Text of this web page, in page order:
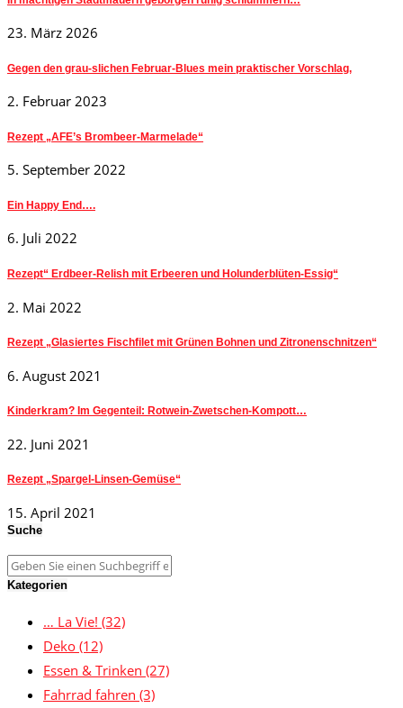
23. März 2026
Gegen den grau-slichen Februar-Blues mein praktischer Vorschlag,
2. Februar 2023
Rezept „AFE’s Brombeer-Marmelade“
5. September 2022
Ein Happy End….
6. Juli 2022
Rezept“ Erdbeer-Relish mit Erbeeren und Holunderblüten-Essig“
2. Mai 2022
Rezept „Glasiertes Fischfilet mit Grünen Bohnen und Zitronenschnitzen“
6. August 2021
Kinderkram? Im Gegenteil: Rotwein-Zwetschen-Kompott…
22. Juni 2021
Rezept „Spargel-Linsen-Gemüse“
15. April 2021
Suche
Kategorien
… La Vie! (32)
Deko (12)
Essen & Trinken (27)
Fahrrad fahren (3)